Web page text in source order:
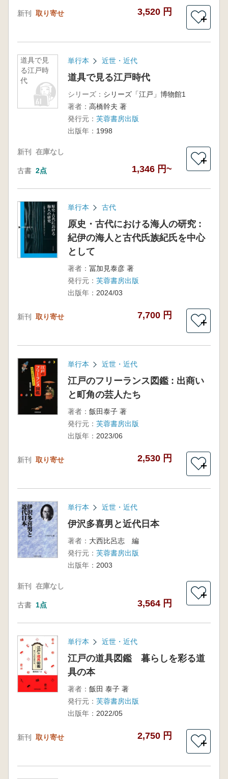
新刊 取り寄せ 3,520 円
＋
道具で見
る江戸時
代
単行本 近世・近代
道具で見る江戸時代
シリーズ： シリーズ「江戸」博物館1
著者： 高橋幹夫 著
発行元： 芙蓉書房出版
出版年： 1998
新刊 在庫なし
古書 2点 1,346 円~
＋
単行本 古代
原史・古代における海人の研究 :
紀伊の海人と古代氏族紀氏を中心
として
著者： 冨加見泰彦 著
発行元： 芙蓉書房出版
出版年： 2024/03
新刊 取り寄せ 7,700 円
＋
単行本 近世・近代
江戸のフリーランス図鑑 : 出商い
と町角の芸人たち
著者： 飯田泰子 著
発行元： 芙蓉書房出版
出版年： 2023/06
新刊 取り寄せ 2,530 円
＋
単行本 近世・近代
伊沢多喜男と近代日本
著者： 大西比呂志 編
発行元： 芙蓉書房出版
出版年： 2003
新刊 在庫なし
古書 1点 3,564 円
＋
単行本 近世・近代
江戸の道具図鑑 暮らしを彩る道
具の本
著者： 飯田 泰子 著
発行元： 芙蓉書房出版
出版年： 2022/05
新刊 取り寄せ 2,750 円
＋